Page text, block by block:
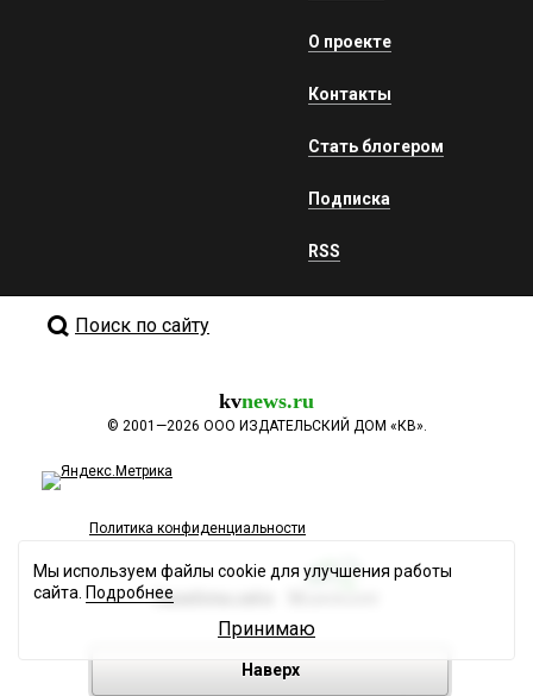
О проекте
Контакты
Стать блогером
Подписка
RSS
Поиск по сайту
kvnews.ru
© 2001—2026 ООО ИЗДАТЕЛЬСКИЙ ДОМ «КВ».
Политика конфиденциальности
Разработка сайта
Наверх
Мы используем файлы cookie для улучшения работы
сайта. Подробнее
Принимаю